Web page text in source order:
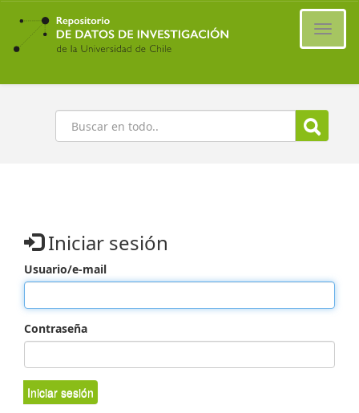
Ir
contenido
principal
Buscar
Iniciar sesión
Usuario/e-mail
Contraseña
Iniciar sesión